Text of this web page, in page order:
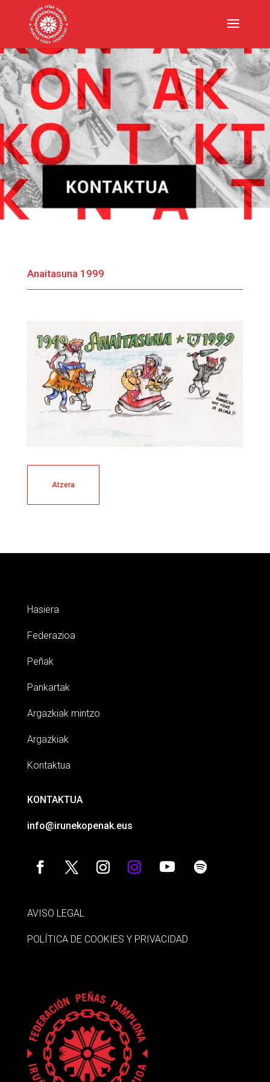
Anaitasuna 1999
Atzera
Hasiera
Federazioa
Peñak
Pankartak
Argazkiak mintzo
Argazkiak
Kontaktua
KONTAKTUA
info@irunekopenak.eus
AVISO LEGAL
POLÍTICA DE COOKIES Y PRIVACIDAD